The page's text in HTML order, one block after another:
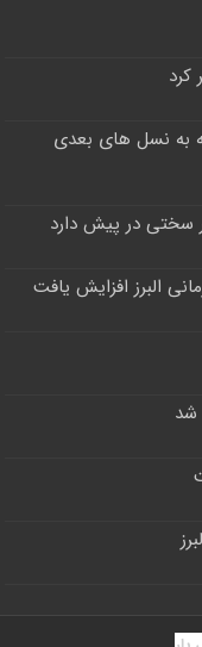
کرد
به نسل های بعدی
سختی در پیش دارد
البرز افزایش یافت